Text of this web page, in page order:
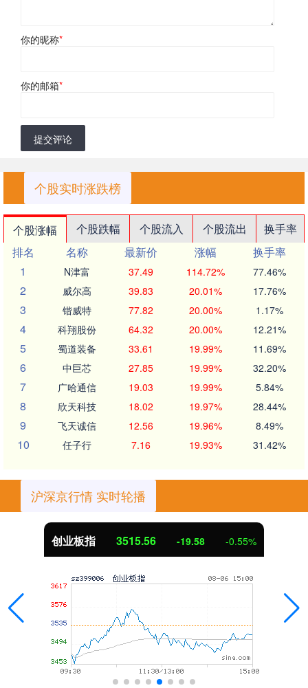
你的昵称*
你的邮箱*
提交评论
个股实时涨跌榜
个股涨幅 个股跌幅 个股流入 个股流出
换手率
排名
名称 最新价 涨幅
换手率
1
N津富 37.49 114.72% 77.46%
2 威尔高 39.83 20.01% 17.76%
3 锴威特 77.82 20.00% 1.17%
4 科翔股份 64.32 20.00% 12.21%
5 蜀道装备 33.61 19.99% 11.69%
6 中巨芯 27.85 19.99% 32.20%
7 广哈通信 19.03 19.99% 5.84%
8 欣天科技 18.02 19.97% 28.44%
9 飞天诚信 12.56 19.96% 8.49%
10 任子行 7.16 19.93% 31.42%
沪深京行情 实时轮播
创业板指 3515.56 -19.58 -0.55%